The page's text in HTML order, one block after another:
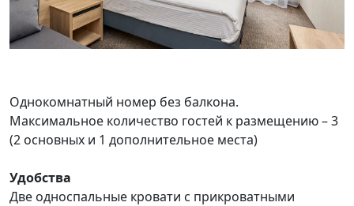
Однокомнатный номер без балкона.
Максимальное количество гостей к размещению – 3
(2 основных и 1 дополнительное места)
Удобства
Две односпальные кровати с прикроватными